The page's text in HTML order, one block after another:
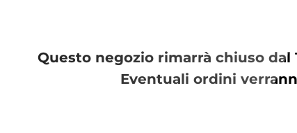
Questo negozio rimarrà chiuso dal
Eventuali ordini